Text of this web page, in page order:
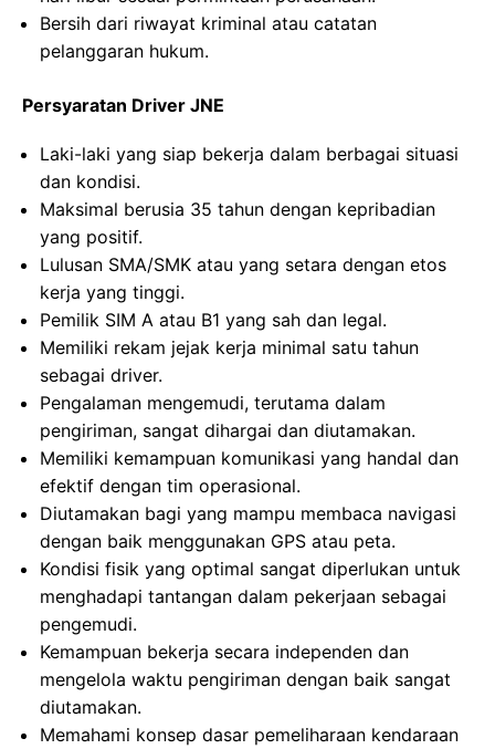
Bersih dari riwayat kriminal atau catatan
pelanggaran hukum.
Persyaratan Driver JNE
Laki-laki yang siap bekerja dalam berbagai situasi
dan kondisi.
Maksimal berusia 35 tahun dengan kepribadian
yang positif.
Lulusan SMA/SMK atau yang setara dengan etos
kerja yang tinggi.
Pemilik SIM A atau B1 yang sah dan legal.
Memiliki rekam jejak kerja minimal satu tahun
sebagai driver.
Pengalaman mengemudi, terutama dalam
pengiriman, sangat dihargai dan diutamakan.
Memiliki kemampuan komunikasi yang handal dan
efektif dengan tim operasional.
Diutamakan bagi yang mampu membaca navigasi
dengan baik menggunakan GPS atau peta.
Kondisi fisik yang optimal sangat diperlukan untuk
menghadapi tantangan dalam pekerjaan sebagai
pengemudi.
Kemampuan bekerja secara independen dan
mengelola waktu pengiriman dengan baik sangat
diutamakan.
Memahami konsep dasar pemeliharaan kendaraan